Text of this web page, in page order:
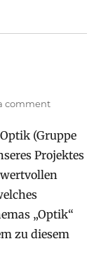
comment
(Gruppe
Projektes
„Optik“
zu diesem